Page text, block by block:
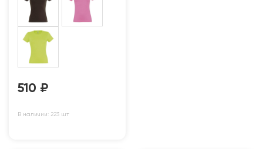
510 ₽
В наличии: 223 шт